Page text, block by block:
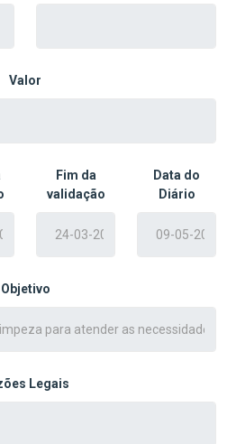
Valor
Fim da
validação
Data do
Diário
Objetivo
Legais